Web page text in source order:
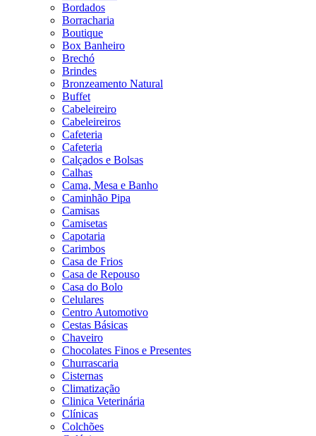
Bordados
Borracharia
Boutique
Box Banheiro
Brechó
Brindes
Bronzeamento Natural
Buffet
Cabeleireiro
Cabeleireiros
Cafeteria
Cafeteria
Calçados e Bolsas
Calhas
Cama, Mesa e Banho
Caminhão Pipa
Camisas
Camisetas
Capotaria
Carimbos
Casa de Frios
Casa de Repouso
Casa do Bolo
Celulares
Centro Automotivo
Cestas Básicas
Chaveiro
Chocolates Finos e Presentes
Churrascaria
Cisternas
Climatização
Clinica Veterinária
Clínicas
Colchões